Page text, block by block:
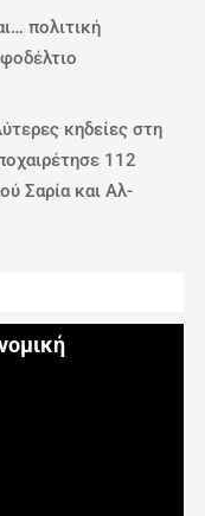
πολιτική
κηδείες στη
112
Σαρία και Αλ-